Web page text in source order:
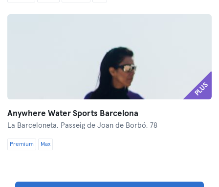
PLUS
Anywhere Water Sports Barcelona
La Barceloneta, Passeig de Joan de Borbó, 78
Premium Max